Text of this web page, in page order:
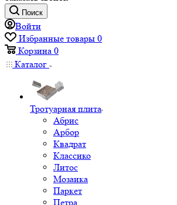
Поиск
Войти
Избранные товары 0
Корзина 0
Каталог
Тротуарная плита
Абрис
Арбор
Квадрат
Классико
Литос
Мозаика
Паркет
Петра